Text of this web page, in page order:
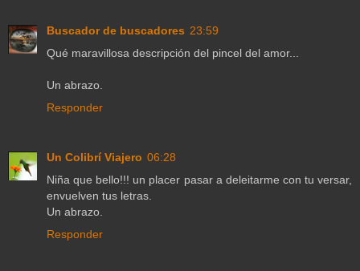
Buscador de buscadores 23:59
Qué maravillosa descripción del pincel del amor...
Un abrazo.
Responder
Un Colibrí Viajero 06:28
Niña que bello!!! un placer pasar a deleitarme con tu versar,
envuelven tus letras.
Un abrazo.
Responder